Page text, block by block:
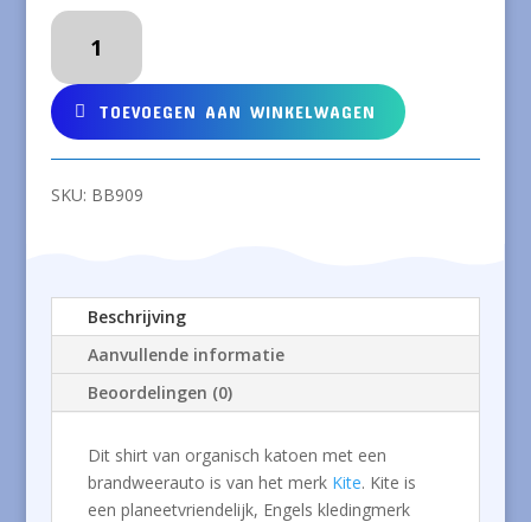
Groen
van
organisch
katoen
met
een
TOEVOEGEN AAN WINKELWAGEN
SKU: BB909
Beschrijving
Aanvullende informatie
Beoordelingen (0)
Dit shirt van organisch katoen met een
brandweerauto is van het merk Kite. Kite is
een planeetvriendelijk, Engels kledingmerk